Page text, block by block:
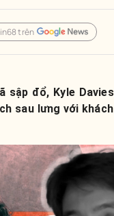
trên
sập đổ, Kyle
sau lưng với